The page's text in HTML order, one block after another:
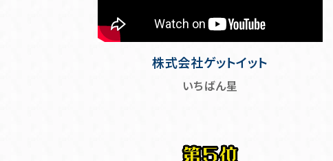
株式会社ゲットイット
いちばん星